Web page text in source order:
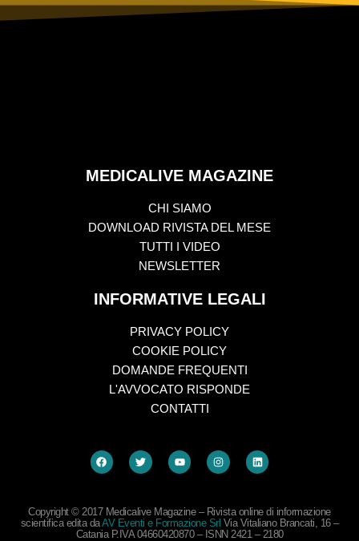
MEDICALIVE MAGAZINE
CHI SIAMO
DOWNLOAD RIVISTA DEL MESE
TUTTI I VIDEO
NEWSLETTER
INFORMATIVE LEGALI
PRIVACY POLICY
COOKIE POLICY
DOMANDE FREQUENTI
L'AVVOCATO RISPONDE
CONTATTI
Copyright © 2017 Medicalive Magazine – Rivista online di informazione
scientifica edita daAV Eventi e Formazione Srl Via Vitaliano Brancati, 16 –
Catania P.IVA 04660420870 – ISNN 2421 – 2180